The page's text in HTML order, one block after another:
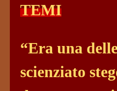
TEMI
“Era una
scienziato